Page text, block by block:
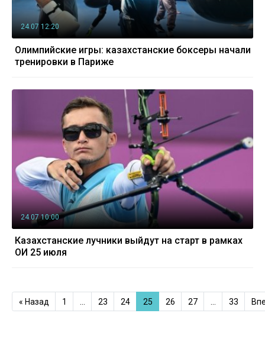
24.07 12:20
Олимпийские игры: казахстанские боксеры начали
тренировки в Париже
24.07 10:00
Казахстанские лучники выйдут на старт в рамках
ОИ 25 июля
« Назад 1 23 24 25 26 27 33